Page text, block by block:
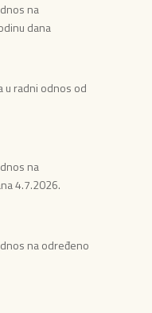
na
dana
u radni odnos od
na
4.7.2026.
na određeno